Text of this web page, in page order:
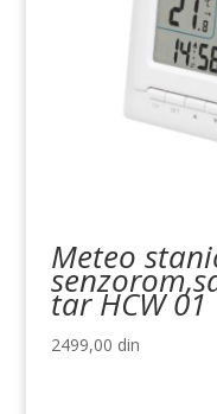
Meteo
tar HCW 01
2499,00 din